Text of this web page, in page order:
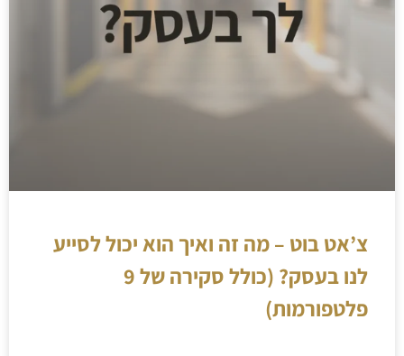
צ’אט בוט – מה זה ואיך הוא יכול לסייע
לנו בעסק? (כולל סקירה של 9
פלטפורמות)